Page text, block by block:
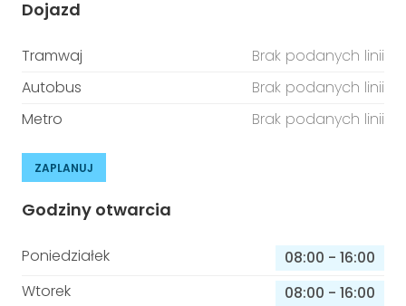
Dojazd
Tramwaj
Brak podanych linii
Autobus
Brak podanych linii
Metro
Brak podanych linii
ZAPLANUJ
Godziny otwarcia
Poniedziałek 08:00 - 16:00
Wtorek
08:00 - 16:00